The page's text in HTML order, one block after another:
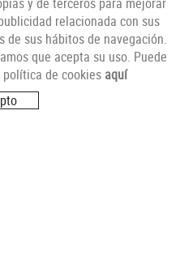
relacionada con sus
sus hábitos de navegación.
que acepta su uso. Puede
de cookies aquí